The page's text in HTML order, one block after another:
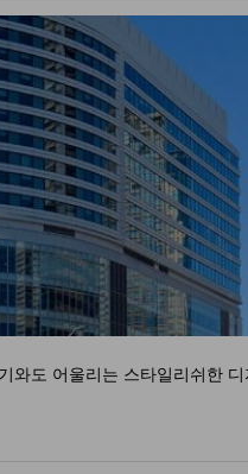
와도 어울리는 스타일리쉬한